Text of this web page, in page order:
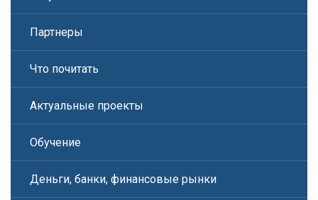
Партнеры
Что почитать
Актуальные проекты
Обучение
Деньги, банки, финансовые рынки